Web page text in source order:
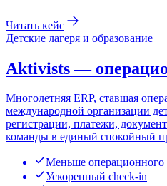
Читать кейс
Детские лагеря и образование
Aktivists —
Многолетняя ERP, ставшая
международной организации
регистрации, платежи,
команды в единый спокойный
Меньше операционного
Ускоренный check-in